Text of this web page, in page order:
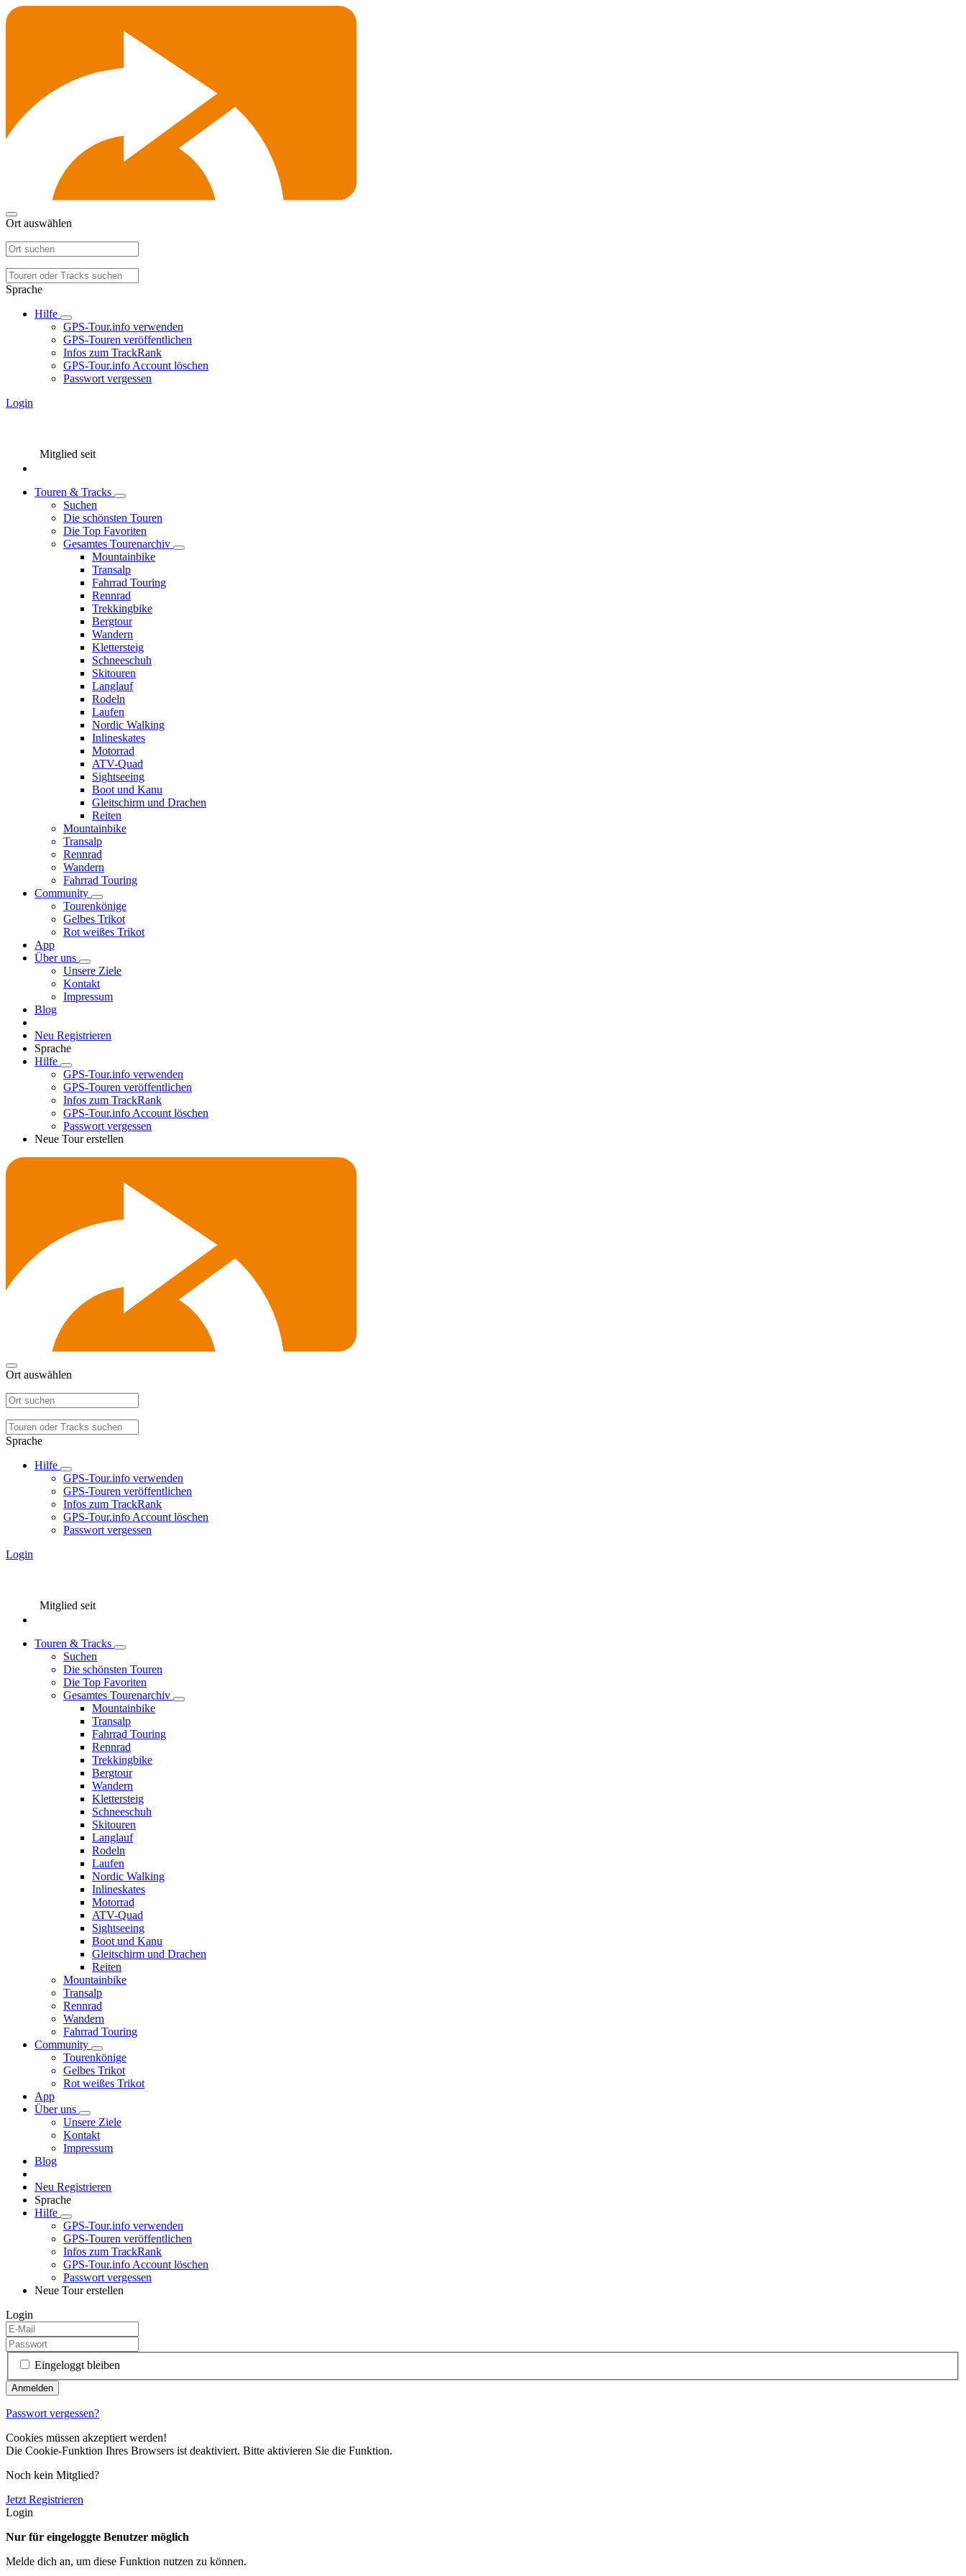
Ort auswählen
Sprache
Hilfe
GPS-Tour.info verwenden
GPS-Touren veröffentlichen
Infos zum TrackRank
GPS-Tour.info Account löschen
Passwort vergessen
Login
Mitglied seit
Touren & Tracks
Suchen
Die schönsten Touren
Die Top Favoriten
Gesamtes Tourenarchiv
Mountainbike
Transalp
Fahrrad Touring
Rennrad
Trekkingbike
Bergtour
Wandern
Klettersteig
Schneeschuh
Skitouren
Langlauf
Rodeln
Laufen
Nordic Walking
Inlineskates
Motorrad
ATV-Quad
Sightseeing
Boot und Kanu
Gleitschirm und Drachen
Reiten
Mountainbike
Transalp
Rennrad
Wandern
Fahrrad Touring
Community
Tourenkönige
Gelbes Trikot
Rot weißes Trikot
App
Über uns
Unsere Ziele
Kontakt
Impressum
Blog
Neu Registrieren
Sprache
Hilfe
GPS-Tour.info verwenden
GPS-Touren veröffentlichen
Infos zum TrackRank
GPS-Tour.info Account löschen
Passwort vergessen
Neue Tour erstellen
Ort auswählen
Sprache
Hilfe
GPS-Tour.info verwenden
GPS-Touren veröffentlichen
Infos zum TrackRank
GPS-Tour.info Account löschen
Passwort vergessen
Login
Mitglied seit
Touren & Tracks
Suchen
Die schönsten Touren
Die Top Favoriten
Gesamtes Tourenarchiv
Mountainbike
Transalp
Fahrrad Touring
Rennrad
Trekkingbike
Bergtour
Wandern
Klettersteig
Schneeschuh
Skitouren
Langlauf
Rodeln
Laufen
Nordic Walking
Inlineskates
Motorrad
ATV-Quad
Sightseeing
Boot und Kanu
Gleitschirm und Drachen
Reiten
Mountainbike
Transalp
Rennrad
Wandern
Fahrrad Touring
Community
Tourenkönige
Gelbes Trikot
Rot weißes Trikot
App
Über uns
Unsere Ziele
Kontakt
Impressum
Blog
Neu Registrieren
Sprache
Hilfe
GPS-Tour.info verwenden
GPS-Touren veröffentlichen
Infos zum TrackRank
GPS-Tour.info Account löschen
Passwort vergessen
Neue Tour erstellen
Login
Eingeloggt bleiben
Passwort vergessen?
Cookies müssen akzeptiert werden!
Die Cookie-Funktion Ihres Browsers ist deaktiviert. Bitte aktivieren Sie die Funktion.
Noch kein Mitglied?
Jetzt Registrieren
Login
Nur für eingeloggte Benutzer möglich
Melde dich an, um diese Funktion nutzen zu können.